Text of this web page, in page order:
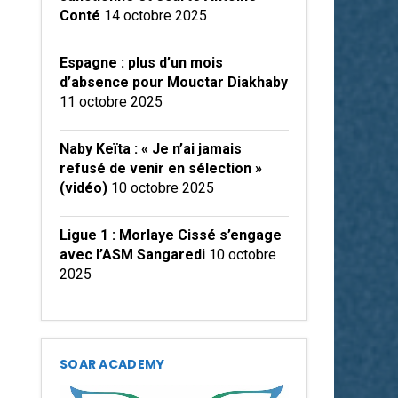
Conté 14 octobre 2025
Espagne : plus d’un mois
d’absence pour Mouctar Diakhaby
11 octobre 2025
Naby Keïta : « Je n’ai jamais
refusé de venir en sélection »
(vidéo) 10 octobre 2025
Ligue 1 : Morlaye Cissé s’engage
avec l’ASM Sangaredi 10 octobre
2025
SOAR ACADEMY